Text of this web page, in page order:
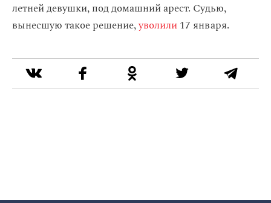
летней девушки, под домашний арест. Судью,
вынесшую такое решение,уволили17 января.